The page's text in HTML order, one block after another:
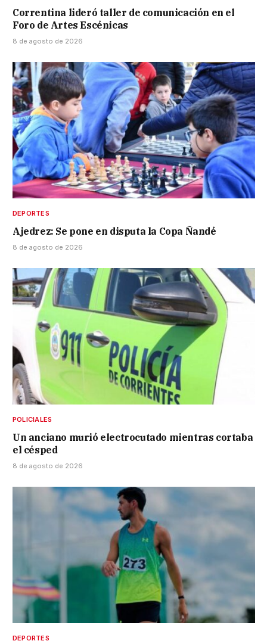
Correntina lideró taller de comunicación en el
Foro de Artes Escénicas
8 de agosto de 2026
DEPORTES
Ajedrez: Se pone en disputa la Copa Ñandé
8 de agosto de 2026
POLICIALES
Un anciano murió electrocutado mientras cortaba
el césped
8 de agosto de 2026
DEPORTES